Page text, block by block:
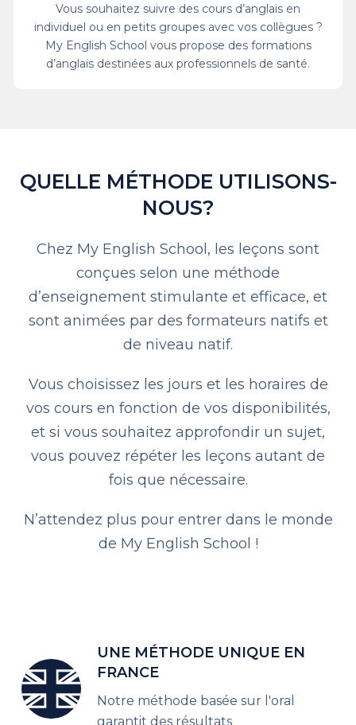
Vous souhaitez suivre des cours d’anglais en
individuel ou en petits groupes avec vos collègues ?
My English School vous propose des formations
d’anglais destinées aux professionnels de santé.
QUELLE MÉTHODE UTILISONS-
NOUS?
Chez My English School, les leçons sont
conçues selon une méthode
d’enseignement stimulante et efficace, et
sont animées par des formateurs natifs et
de niveau natif.
Vous choisissez les jours et les horaires de
vos cours en fonction de vos disponibilités,
et si vous souhaitez approfondir un sujet,
vous pouvez répéter les leçons autant de
fois que nécessaire.
N’attendez plus pour entrer dans le monde
de My English School !
UNE MÉTHODE UNIQUE EN
FRANCE
Notre méthode basée sur l'oral
garantit des résultats